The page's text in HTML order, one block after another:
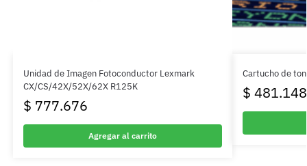
Unidad de Imagen Fotoconductor Lexmark
CX/CS/42X/52X/62X R125K
$ 777.676
Agregar al carrito
Cartucho de
$ 481.148